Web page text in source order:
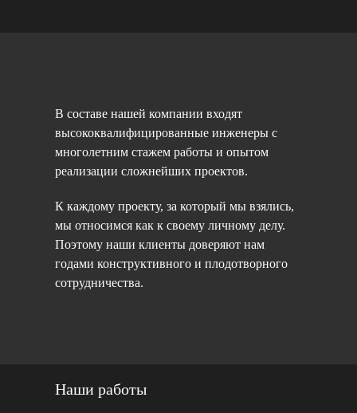
В составе нашей компании входят
высококвалифицированные инженеры с
многолетним стажем работы и опытом
реализации сложнейших проектов.
К каждому проекту, за который мы взялись,
мы относимся как к своему личному делу.
Поэтому наши клиенты доверяют нам
годами конструктивного и плодотворного
сотрудничества.
Наши работы